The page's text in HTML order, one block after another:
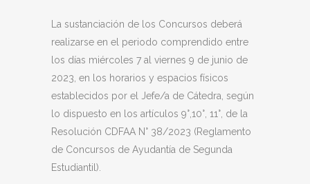
La sustanciación de los Concursos deberá
realizarse en el periodo comprendido entre
los días miércoles 7 al viernes 9 de junio de
2023, en los horarios y espacios físicos
establecidos por el Jefe/a de Cátedra, según
lo dispuesto en los artículos 9°,10°, 11°, de la
Resolución CDFAA N° 38/2023 (Reglamento
de Concursos de Ayudantía de Segunda
Estudiantil).